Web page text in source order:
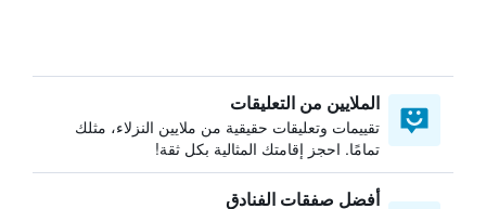
الملايين من التعليقات
تقييمات وتعليقات حقيقية من ملايين النزلاء، مثلك
تمامًا. احجز إقامتك المثالية بكل ثقة!
أفضل صفقات الفنادق